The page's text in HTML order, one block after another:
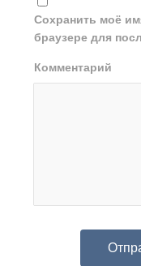
Сохранить моё
браузере для
Комментарий